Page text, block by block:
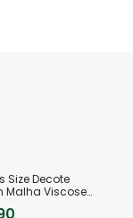
Size Decote
Malha Viscose